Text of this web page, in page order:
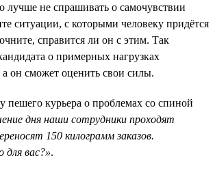
лучше не спрашивать о самочувствии
ситуации, с которыми человеку придётся
справится ли он с этим. Так
о примерных нагрузках
а он сможет оценить свои силы.
пешего курьера о проблемах со спиной
дня наши сотрудники проходят
150 килограмм заказов.
вас?».